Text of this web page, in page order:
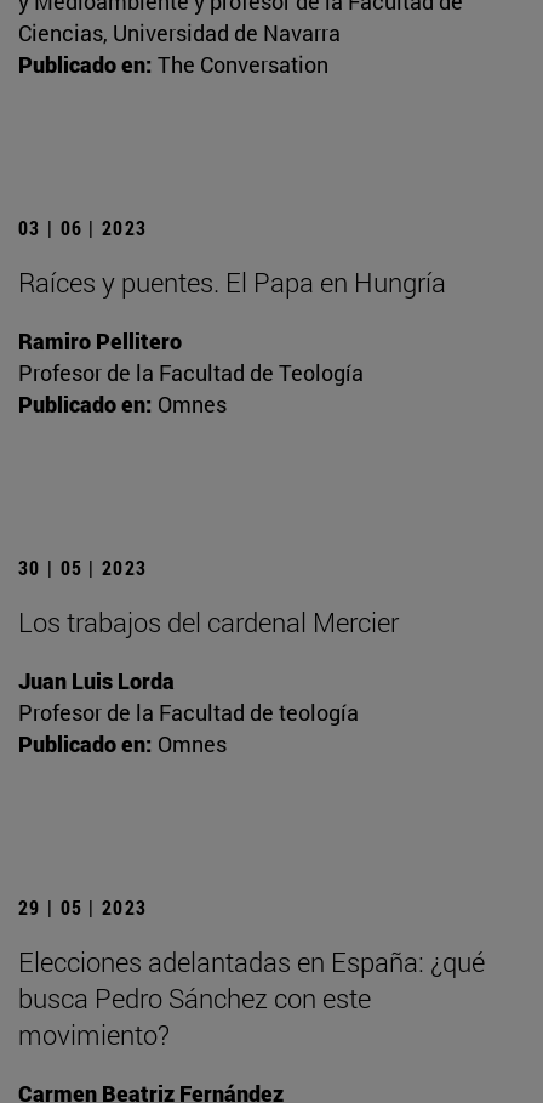
Ciencias, Universidad de Navarra
Publicado en: The Conversation
03 | 06 | 2023
Raíces y puentes. El Papa en Hungría
Ramiro Pellitero
Profesor de la Facultad de Teología
Publicado en: Omnes
30 | 05 | 2023
Los trabajos del cardenal Mercier
Juan Luis Lorda
Profesor de la Facultad de teología
Publicado en: Omnes
29 | 05 | 2023
Elecciones adelantadas en España: ¿qué
busca Pedro Sánchez con este
movimiento?
Carmen Beatriz Fernández